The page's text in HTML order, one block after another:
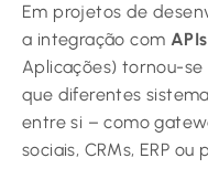
Em projetos de
a integração com APIs
Aplicações) tornou-
que diferentes
entre si – como
sociais, CRMs, ERP